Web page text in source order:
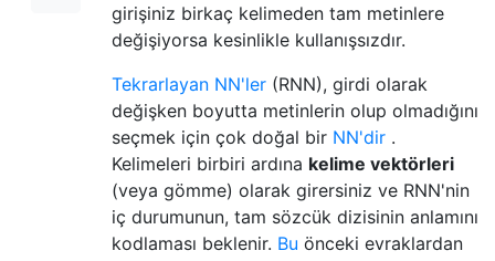
girişiniz birkaç kelimeden tam metinlere
değişiyorsa kesinlikle kullanışsızdır.
Tekrarlayan NN'ler (RNN), girdi olarak
değişken boyutta metinlerin olup olmadığını
seçmek için çok doğal bir NN'dir .
Kelimeleri birbiri ardına kelime vektörleri
(veya gömme) olarak girersiniz ve RNN'nin
iç durumunun, tam sözcük dizisinin anlamını
kodlaması beklenir. Bu önceki evraklardan